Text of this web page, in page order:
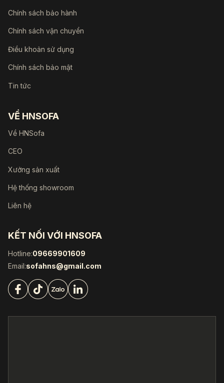
Chính sách bảo hành
Chính sách vận chuyển
Điều khoản sử dụng
Chính sách bảo mật
Tin tức
VỀ HNSOFA
Về HNSofa
CEO
Xưởng sản xuất
Hệ thống showroom
Liên hệ
KẾT NỐI VỚI HNSOFA
Hotline:09669901609
Email:sofahns@gmail.com